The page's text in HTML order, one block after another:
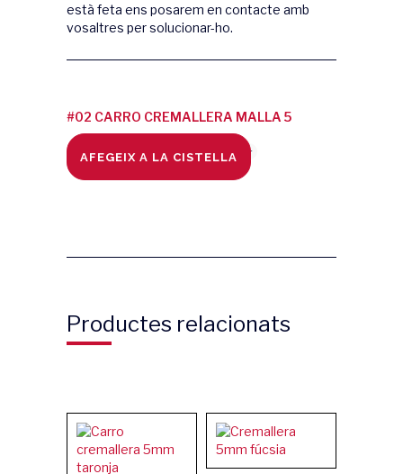
està feta ens posarem en contacte amb
vosaltres per solucionar-ho.
#02 CARRO CREMALLERA MALLA 5
COLOR CRU quantity
AFEGEIX A LA CISTELLA
Productes relacionats